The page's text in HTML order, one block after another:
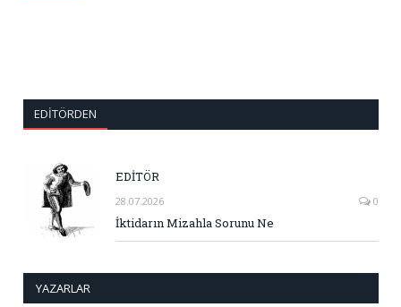
EDITÖRDEN
EDİTÖR
28.07.2026 0
İktidarın Mizahla Sorunu Ne
YAZARLAR